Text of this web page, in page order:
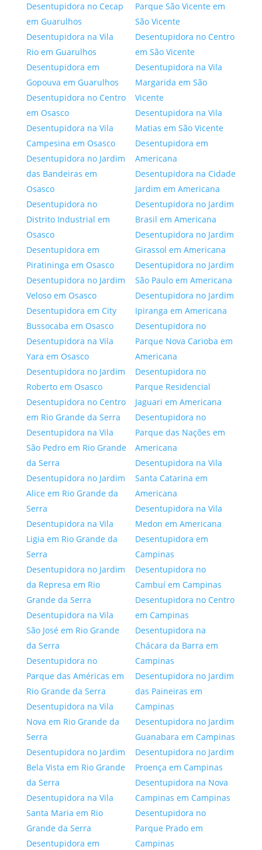
Desentupidora no Cecap
em Guarulhos
Desentupidora na Vila
Rio em Guarulhos
Desentupidora em
Gopouva em Guarulhos
Desentupidora no Centro
em Osasco
Desentupidora na Vila
Campesina em Osasco
Desentupidora no Jardim
das Bandeiras em
Osasco
Desentupidora no
Distrito Industrial em
Osasco
Desentupidora em
Piratininga em Osasco
Desentupidora no Jardim
Veloso em Osasco
Desentupidora em City
Bussocaba em Osasco
Desentupidora na Vila
Yara em Osasco
Desentupidora no Jardim
Roberto em Osasco
Desentupidora no Centro
em Rio Grande da Serra
Desentupidora na Vila
São Pedro em Rio Grande
da Serra
Desentupidora no Jardim
Alice em Rio Grande da
Serra
Desentupidora na Vila
Ligia em Rio Grande da
Serra
Desentupidora no Jardim
da Represa em Rio
Grande da Serra
Desentupidora na Vila
São José em Rio Grande
da Serra
Desentupidora no
Parque das Américas em
Rio Grande da Serra
Desentupidora na Vila
Nova em Rio Grande da
Serra
Desentupidora no Jardim
Bela Vista em Rio Grande
da Serra
Desentupidora na Vila
Santa Maria em Rio
Grande da Serra
Desentupidora em
Parque São Vicente em
São Vicente
Desentupidora no Centro
em São Vicente
Desentupidora na Vila
Margarida em São
Vicente
Desentupidora na Vila
Matias em São Vicente
Desentupidora em
Americana
Desentupidora na Cidade
Jardim em Americana
Desentupidora no Jardim
Brasil em Americana
Desentupidora no Jardim
Girassol em Americana
Desentupidora no Jardim
São Paulo em Americana
Desentupidora no Jardim
Ipiranga em Americana
Desentupidora no
Parque Nova Carioba em
Americana
Desentupidora no
Parque Residencial
Jaguari em Americana
Desentupidora no
Parque das Nações em
Americana
Desentupidora na Vila
Santa Catarina em
Americana
Desentupidora na Vila
Medon em Americana
Desentupidora em
Campinas
Desentupidora no
Cambuí em Campinas
Desentupidora no Centro
em Campinas
Desentupidora na
Chácara da Barra em
Campinas
Desentupidora no Jardim
das Paineiras em
Campinas
Desentupidora no Jardim
Guanabara em Campinas
Desentupidora no Jardim
Proença em Campinas
Desentupidora na Nova
Campinas em Campinas
Desentupidora no
Parque Prado em
Campinas